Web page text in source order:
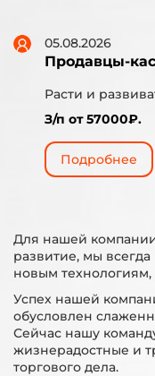
05.08.2026
Продавцы-
Расти и
З/п от 57000₽.
Подробнее
Для нашей
развитие, мы
новым
Успех нашей
обусловлен
Сейчас нашу
жизнерадостные и
торгового дела.